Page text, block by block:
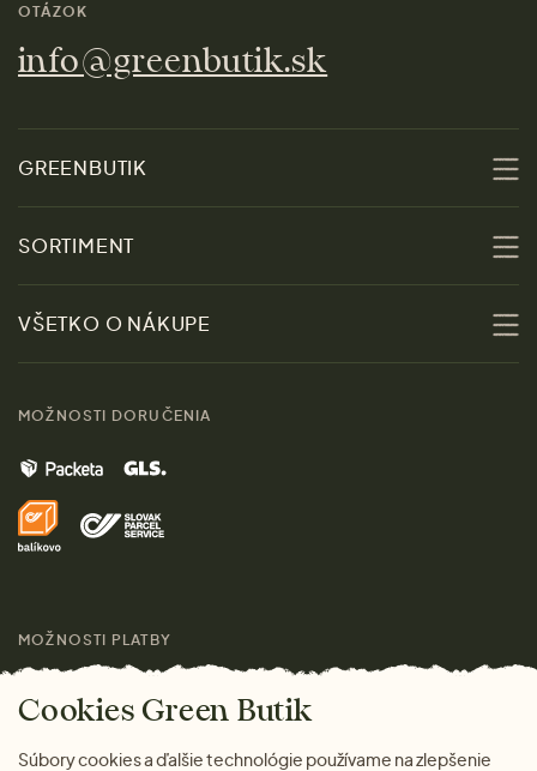
OTÁZOK
info@greenbutik.sk
GREENBUTIK
Udržateľnosť
Kontakt
Značky
Pre médiá
SORTIMENT
Zľavy
Ženy
Muži
Darčeky
VŠETKO O NÁKUPE
Doprava a platba
MOŽNOSTI DORUČENIA
MOŽNOSTI PLATBY
Cookies Green Butik
Súbory cookies a ďalšie technológie používame na zlepšenie